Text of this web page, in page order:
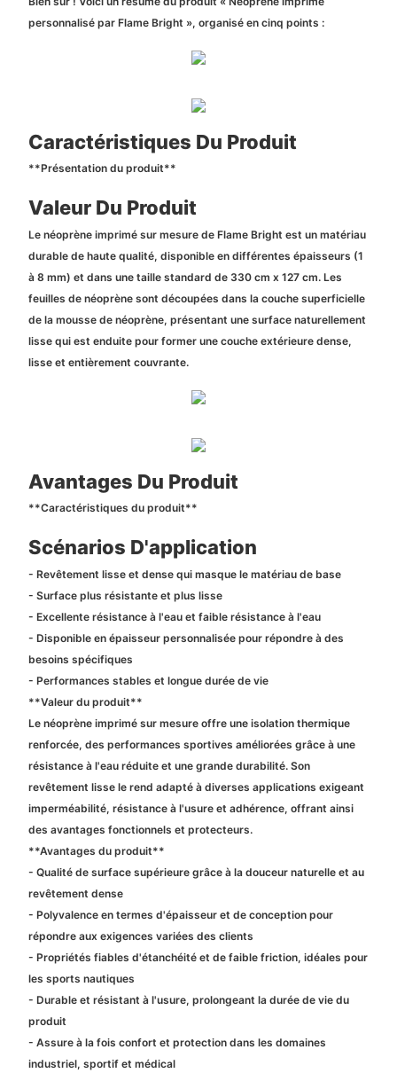
personnalisé par Flame Bright », organisé en cinq points :
Caractéristiques Du Produit
**Présentation du produit**
Valeur Du Produit
Le néoprène imprimé sur mesure de Flame Bright est un matériau
durable de haute qualité, disponible en différentes épaisseurs (1
à 8 mm) et dans une taille standard de 330 cm x 127 cm. Les
feuilles de néoprène sont découpées dans la couche superficielle
de la mousse de néoprène, présentant une surface naturellement
lisse qui est enduite pour former une couche extérieure dense,
lisse et entièrement couvrante.
Avantages Du Produit
**Caractéristiques du produit**
Scénarios D'application
- Revêtement lisse et dense qui masque le matériau de base
- Surface plus résistante et plus lisse
- Excellente résistance à l'eau et faible résistance à l'eau
- Disponible en épaisseur personnalisée pour répondre à des
besoins spécifiques
- Performances stables et longue durée de vie
**Valeur du produit**
Le néoprène imprimé sur mesure offre une isolation thermique
renforcée, des performances sportives améliorées grâce à une
résistance à l'eau réduite et une grande durabilité. Son
revêtement lisse le rend adapté à diverses applications exigeant
imperméabilité, résistance à l'usure et adhérence, offrant ainsi
des avantages fonctionnels et protecteurs.
**Avantages du produit**
- Qualité de surface supérieure grâce à la douceur naturelle et au
revêtement dense
- Polyvalence en termes d'épaisseur et de conception pour
répondre aux exigences variées des clients
- Propriétés fiables d'étanchéité et de faible friction, idéales pour
les sports nautiques
- Durable et résistant à l'usure, prolongeant la durée de vie du
produit
- Assure à la fois confort et protection dans les domaines
industriel, sportif et médical